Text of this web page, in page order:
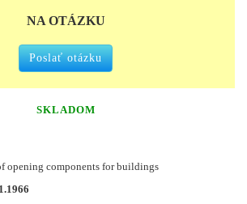
NA OTÁZKU
Poslať otázku
SKLADOM
opening components for buildings